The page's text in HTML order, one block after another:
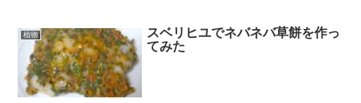
植物
スベリヒユでネバネバ草餅を作っ
てみた